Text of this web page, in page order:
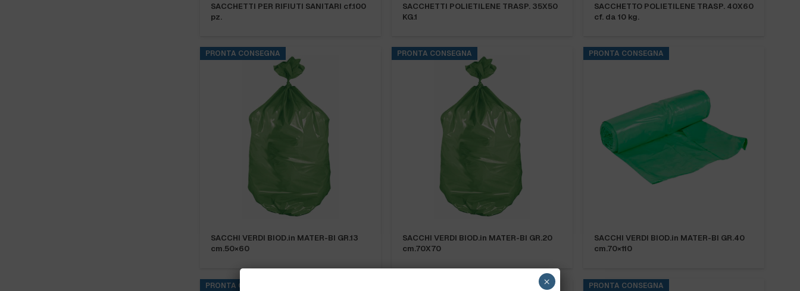
SACCHETTI PER RIFIUTI SANITARI cf.100
pz.
SACCHETTI POLIETILENE TRASP. 35X50
KG.1
SACCHETTO POLIETILENE TRASP. 40X60
cf. da 10 kg.
PRONTA CONSEGNA
SACCHI VERDI BIOD.in MATER-BI GR.13
cm.50×60
PRONTA CONSEGNA
SACCHI VERDI BIOD.in MATER-BI GR.20
cm.70X70
PRONTA CONSEGNA
SACCHI VERDI BIOD.in MATER-BI GR.40
cm.70×110
PRONTA CONSEGNA PRONTA CONSEGNA
×